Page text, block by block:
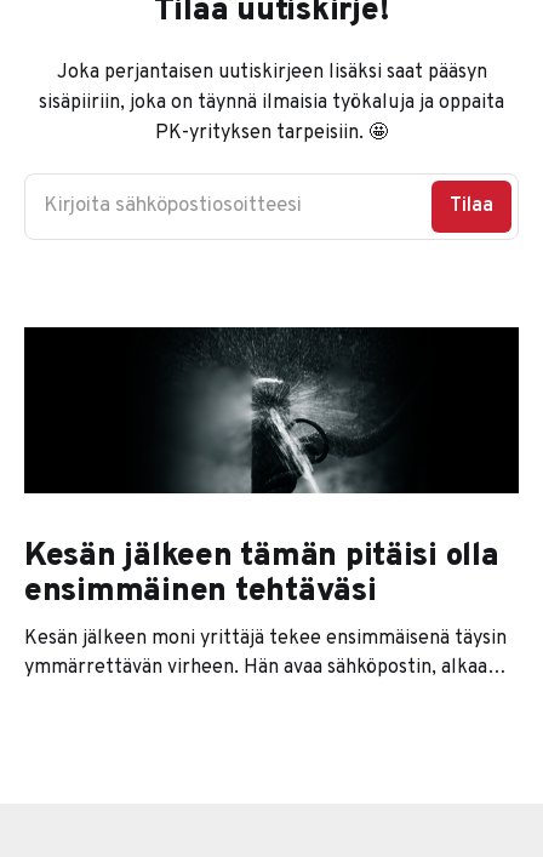
Tilaa uutiskirje!
Joka perjantaisen uutiskirjeen lisäksi saat pääsyn
sisäpiiriin, joka on täynnä ilmaisia työkaluja ja oppaita
PK-yrityksen tarpeisiin. 🤩
Kirjoita sähköpostiosoitteesi Tilaa
Kesän jälkeen tämän pitäisi olla
ensimmäinen tehtäväsi
Kesän jälkeen moni yrittäjä tekee ensimmäisenä täysin
ymmärrettävän virheen. Hän avaa sähköpostin, alkaa